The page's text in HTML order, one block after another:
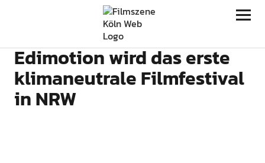
Filmszene Köln
Edimotion wird das erste
klimaneutrale Filmfestival
in NRW